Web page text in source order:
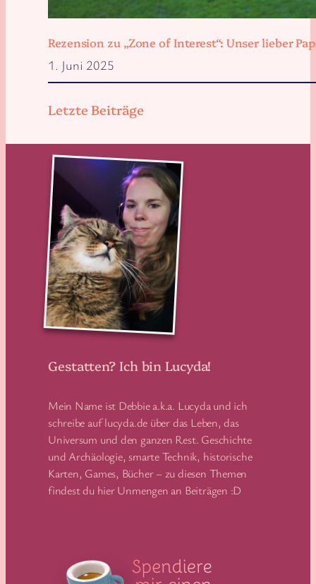
Letzte Beiträge
Rezension zu „Zone of Interest“: Unser lieber
1. Juni 2025
Gestatten? Ich bin Lucyda!
Mein Name ist Debbie a.k.a. Lucyda und ich
schreibe auf lucyda.de über das Leben, das
Universum und den ganzen Rest. Geschichte
und Archäologie, smarte Technik, historische
Karten, Games, Bücher – zu diesen Themen
findest du hier Unmengen an Beiträgen :D